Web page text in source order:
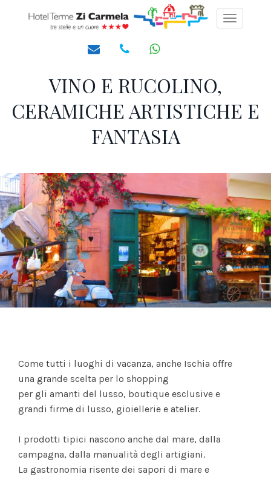
Toggle
VINO E RUCOLINO,
CERAMICHE ARTISTICHE E
FANTASIA
Come tutti i luoghi di vacanza, anche Ischia offre
una grande scelta per lo shopping
per gli amanti del lusso, boutique esclusive e
grandi firme di lusso, gioiellerie e atelier.
I prodotti tipici nascono anche dal mare, dalla
campagna, dalla manualità degli artigiani.
La gastronomia risente dei sapori di mare e